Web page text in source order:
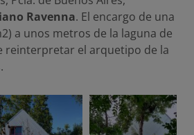
Ravenna. El encargo de una
a unos metros de la laguna de
reinterpretar el arquetipo de la